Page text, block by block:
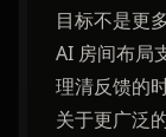
目标不是更
AI 房间布局
理清反馈的
关于更广泛